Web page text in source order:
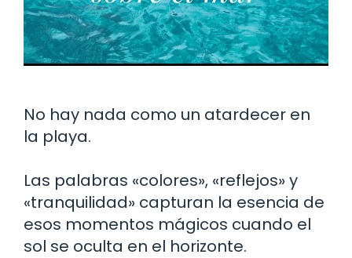
No hay nada como un atardecer en
la playa.
Las palabras «colores», «reflejos» y
«tranquilidad» capturan la esencia de
esos momentos mágicos cuando el
sol se oculta en el horizonte.